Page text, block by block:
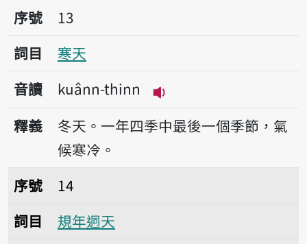
序號13寒天
序號
13
詞目
寒天
音讀
kuânn-thinn
播放音讀kuânn-thinn
釋義
冬天。一年四季中最後一個季節，氣
候寒冷。
序號14規年迵天
序號
14
詞目
規年迵天